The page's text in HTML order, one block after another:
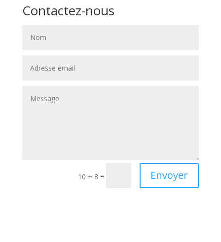
Contactez-nous
10 + 8 = Envoyer